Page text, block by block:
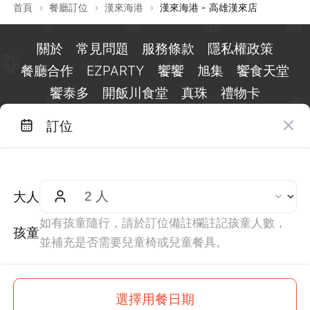
訂位
大人
孩童
如有孩童隨行，請於訂位備註欄註記孩童人數，
並補充是否需要兒童椅或兒童餐具。
選擇用餐日期
730 起
首頁 › 餐廳訂位 › 漢來海港 › 漢來海港 - 高雄漢來店
關於 常見問題 服務條款
隱私權政策
餐廳合作
EZPARTY 饗饗 旭集
饗食天堂
饗泰多
開飯川食堂 真珠 禮物卡
週一至週日 10:00 至 18:00（國定假日除外）
統編：29084823
protected by reCAPTCHA